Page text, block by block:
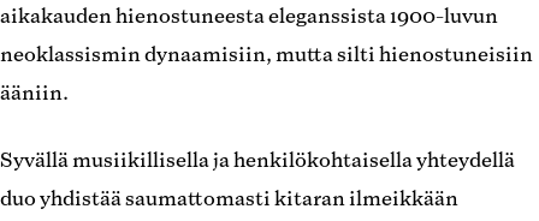
aikakauden hienostuneesta eleganssista 1900-luvun
neoklassismin dynaamisiin, mutta silti hienostuneisiin
ääniin.
Syvällä musiikillisella ja henkilökohtaisella yhteydellä
duo yhdistää saumattomasti kitaran ilmeikkään